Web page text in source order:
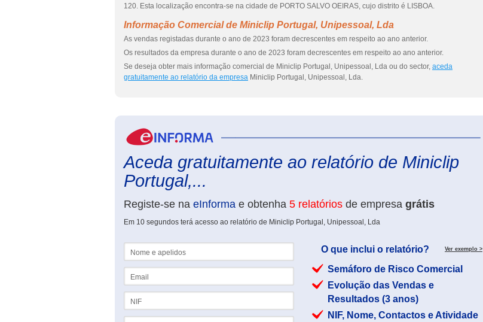
120. Esta localização encontra-se na cidade de PORTO SALVO OEIRAS, cujo distrito é LISBOA.
Informação Comercial de Miniclip Portugal, Unipessoal, Lda
As vendas registadas durante o ano de 2023 foram decrescentes em respeito ao ano anterior.
Os resultados da empresa durante o ano de 2023 foram decrescentes em respeito ao ano anterior.
Se deseja obter mais informação comercial de Miniclip Portugal, Unipessoal, Lda ou do sector, aceda
gratuitamente ao relatório da empresa Miniclip Portugal, Unipessoal, Lda.
Aceda gratuitamente ao relatório de Miniclip
Portugal,...
Registe-se na eInforma e obtenha 5 relatórios de empresa grátis
Em 10 segundos terá acesso ao relatório de Miniclip Portugal, Unipessoal, Lda
O que inclui o relatório? Ver exemplo >
Semáforo de Risco Comercial
Evolução das Vendas e
Resultados (3 anos)
NIF, Nome, Contactos e Atividade